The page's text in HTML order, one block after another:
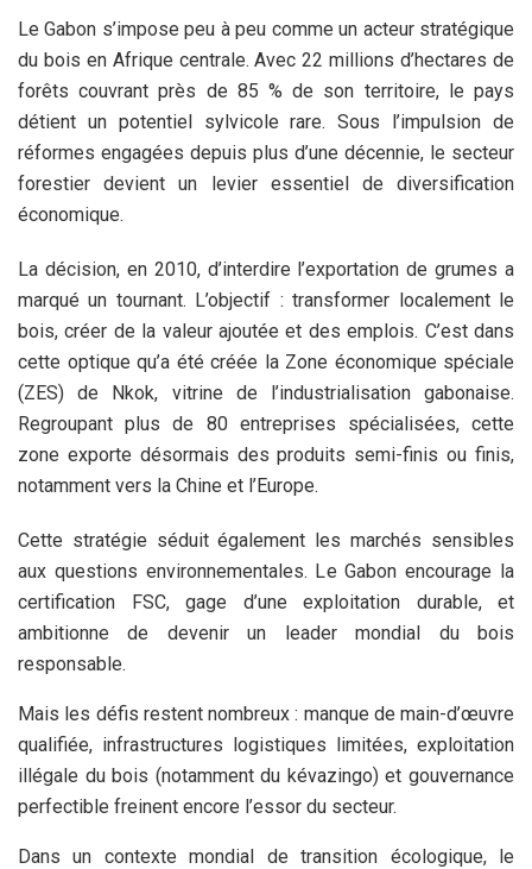
Le Gabon s’impose peu à peu comme un acteur stratégique
du bois en Afrique centrale. Avec 22 millions d’hectares de
forêts couvrant près de 85 % de son territoire, le pays
détient un potentiel sylvicole rare. Sous l’impulsion de
réformes engagées depuis plus d’une décennie, le secteur
forestier devient un levier essentiel de diversification
économique.
La décision, en 2010, d’interdire l’exportation de grumes a
marqué un tournant. L’objectif : transformer localement le
bois, créer de la valeur ajoutée et des emplois. C’est dans
cette optique qu’a été créée la Zone économique spéciale
(ZES) de Nkok, vitrine de l’industrialisation gabonaise.
Regroupant plus de 80 entreprises spécialisées, cette
zone exporte désormais des produits semi-finis ou finis,
notamment vers la Chine et l’Europe.
Cette stratégie séduit également les marchés sensibles
aux questions environnementales. Le Gabon encourage la
certification FSC, gage d’une exploitation durable, et
ambitionne de devenir un leader mondial du bois
responsable.
Mais les défis restent nombreux : manque de main-d’œuvre
qualifiée, infrastructures logistiques limitées, exploitation
illégale du bois (notamment du kévazingo) et gouvernance
perfectible freinent encore l’essor du secteur.
Dans un contexte mondial de transition écologique, le